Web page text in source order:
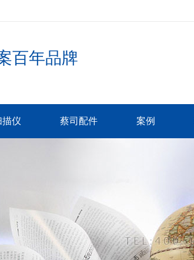
百年品牌
描仪 蔡司配件 案例